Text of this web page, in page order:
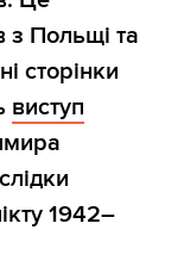
з Польщі та
сторінки
виступ
1942–